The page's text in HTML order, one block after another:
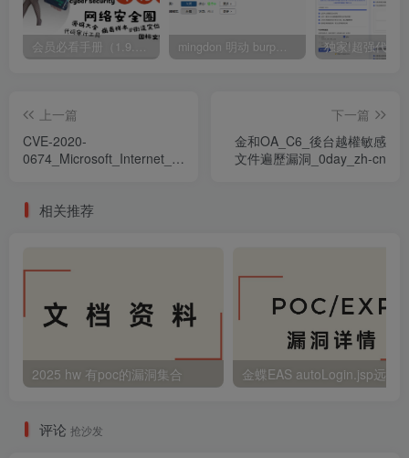
会员必看手册（1.9.0版本 26.4.5更新） mingdon 明动 burp插件0.2.6版本 本地时间校验去除版
上一篇
CVE-2020-
下一篇
金和OA_C6_後台越權敏感
文件遍歷漏洞_0day_zh-cn
相关推荐
2025 hw 有poc的漏洞集合
评论 抢沙发